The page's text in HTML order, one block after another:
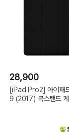
28,900
[iPad Pro2] 아이패
9 (2017) 북스탠드